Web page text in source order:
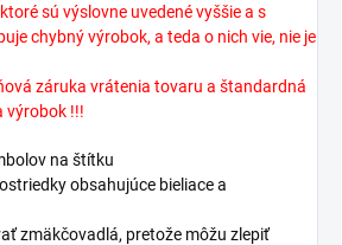
sú výslovne uvedené vyššie a s
chybný výrobok, a teda o nich vie, nie je
záruka vrátenia tovaru a štandardná
výrobok !!!
na štítku
obsahujúce bieliace a
zmäkčovadlá, pretože môžu zlepiť